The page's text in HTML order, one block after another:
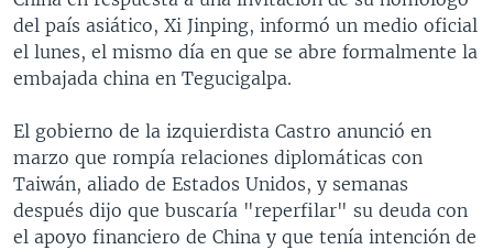
del país asiático, Xi Jinping, informó un medio oficial
el lunes, el mismo día en que se abre formalmente la
embajada china en Tegucigalpa.
El gobierno de la izquierdista Castro anunció en
marzo que rompía relaciones diplomáticas con
Taiwán, aliado de Estados Unidos, y semanas
después dijo que buscaría "reperfilar" su deuda con
el apoyo financiero de China y que tenía intención de